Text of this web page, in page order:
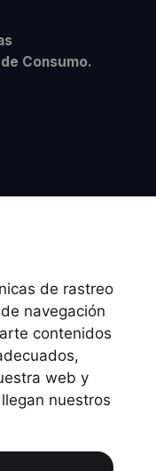
de rastreo
navegación
contenidos
web y
nuestros
Consumo.